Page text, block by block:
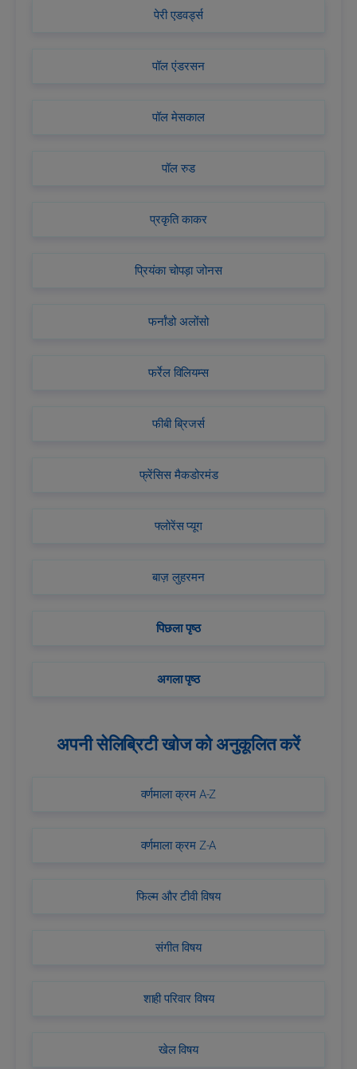
पेरी एडवर्ड्स
पॉल एंडरसन
पॉल मेसकाल
पॉल रुड
प्रकृति काकर
प्रियंका चोपड़ा जोनस
फर्नांडो अलोंसो
फर्रेल विलियम्स
फीबी ब्रिजर्स
फ्रेंसिस मैकडोरमंड
फ्लोरेंस प्यूग
बाज़ लुहरमन
पिछला पृष्ठ
अगला पृष्ठ
अपनी सेलिब्रिटी खोज को अनुकूलित करें
वर्णमाला क्रम A-Z
वर्णमाला क्रम Z-A
फिल्म और टीवी विषय
संगीत विषय
शाही परिवार विषय
खेल विषय